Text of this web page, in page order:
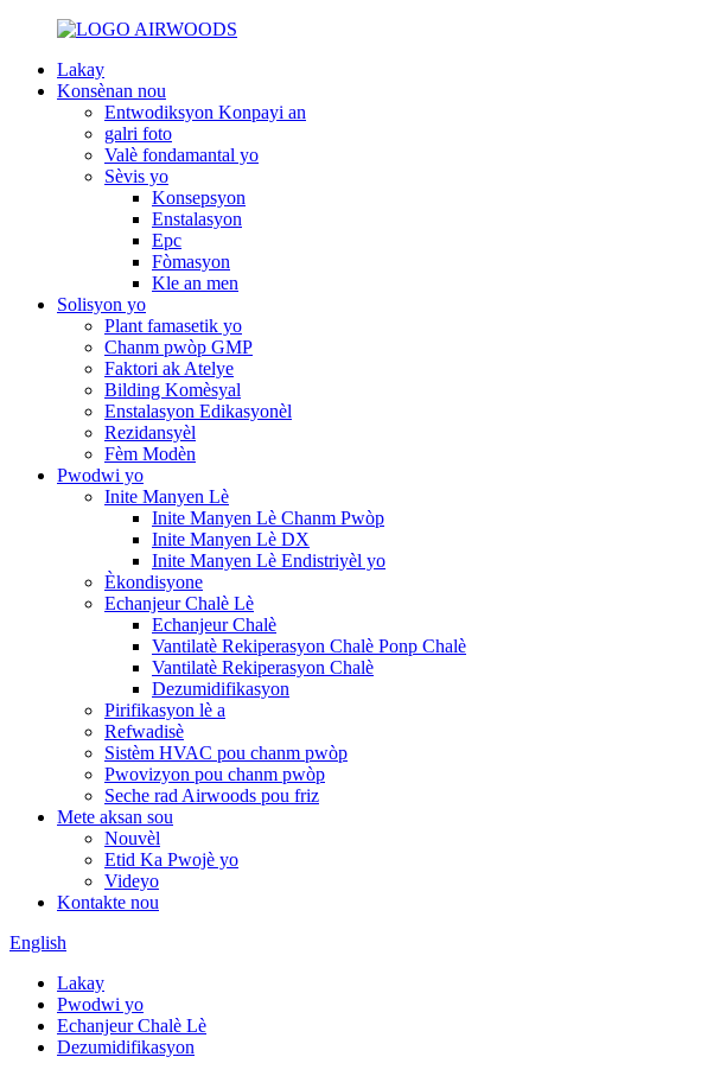
Lakay
Konsènan nou
Entwodiksyon Konpayi an
galri foto
Valè fondamantal yo
Sèvis yo
Konsepsyon
Enstalasyon
Epc
Fòmasyon
Kle an men
Solisyon yo
Plant famasetik yo
Chanm pwòp GMP
Faktori ak Atelye
Bilding Komèsyal
Enstalasyon Edikasyonèl
Rezidansyèl
Fèm Modèn
Pwodwi yo
Inite Manyen Lè
Inite Manyen Lè Chanm Pwòp
Inite Manyen Lè DX
Inite Manyen Lè Endistriyèl yo
Èkondisyone
Echanjeur Chalè Lè
Echanjeur Chalè
Vantilatè Rekiperasyon Chalè Ponp Chalè
Vantilatè Rekiperasyon Chalè
Dezumidifikasyon
Pirifikasyon lè a
Refwadisè
Sistèm HVAC pou chanm pwòp
Pwovizyon pou chanm pwòp
Seche rad Airwoods pou friz
Mete aksan sou
Nouvèl
Etid Ka Pwojè yo
Videyo
Kontakte nou
English
Lakay
Pwodwi yo
Echanjeur Chalè Lè
Dezumidifikasyon